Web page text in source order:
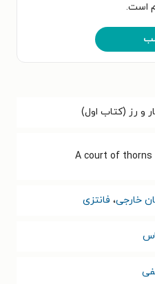
است.
و رز (کتاب اول)
A court of thorns
خارجی، فانتزی